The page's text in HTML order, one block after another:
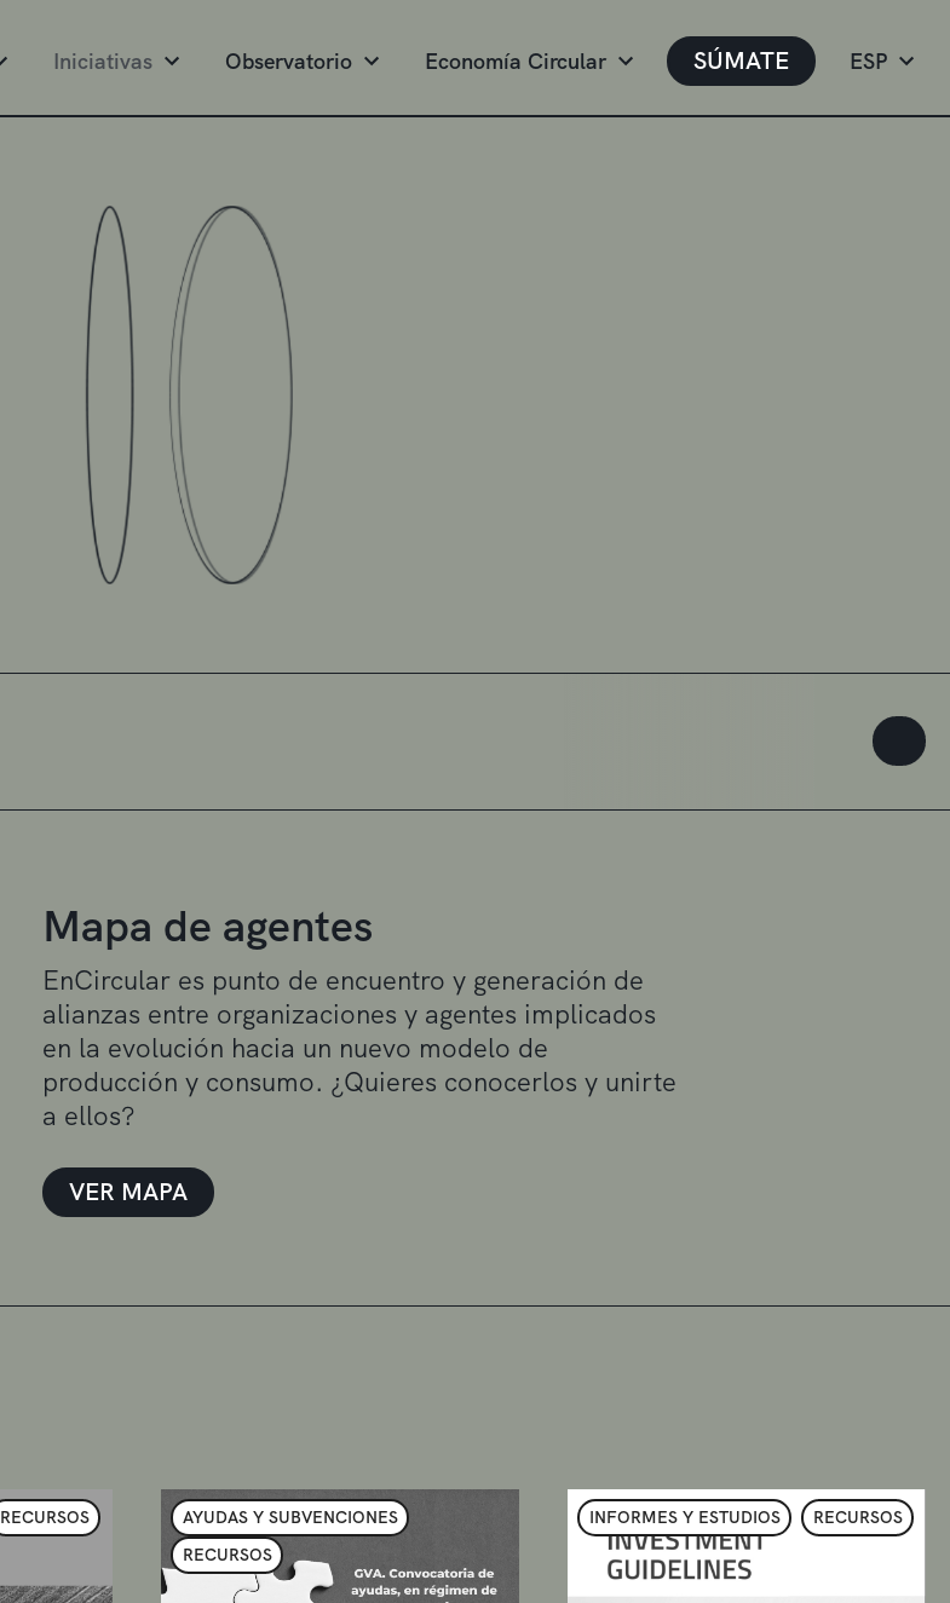
Iniciativas Observatorio Economía Circular SÚMATE ESP
Mapa de agentes
EnCircular es punto de encuentro y generación de
alianzas entre organizaciones y agentes implicados
en la evolución hacia un nuevo modelo de
producción y consumo. ¿Quieres conocerlos y unirte
a ellos?
VER MAPA
RECURSOS
AYUDAS Y SUBVENCIONES
RECURSOS
INFORMES Y ESTUDIOS RECURSOS